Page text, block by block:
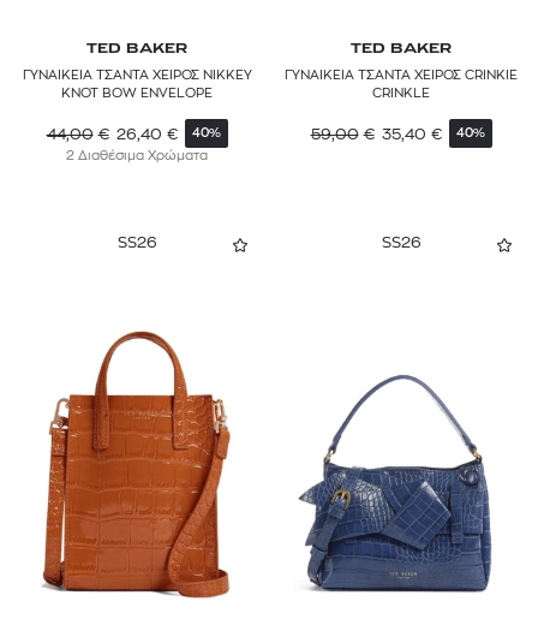
TED BAKER
ΓΥΝΑΙΚΕΙΑ ΤΣΑΝΤΑ ΧΕΙΡΟΣ NIKKEY
KNOT BOW ENVELOPE
44,00 € 26,40 € 40%
2 Διαθέσιμα Χρώματα
TED BAKER
ΓΥΝΑΙΚΕΙΑ ΤΣΑΝΤΑ ΧΕΙΡΟΣ CRINKIE
CRINKLE
59,00 € 35,40 € 40%
SS26 SS26